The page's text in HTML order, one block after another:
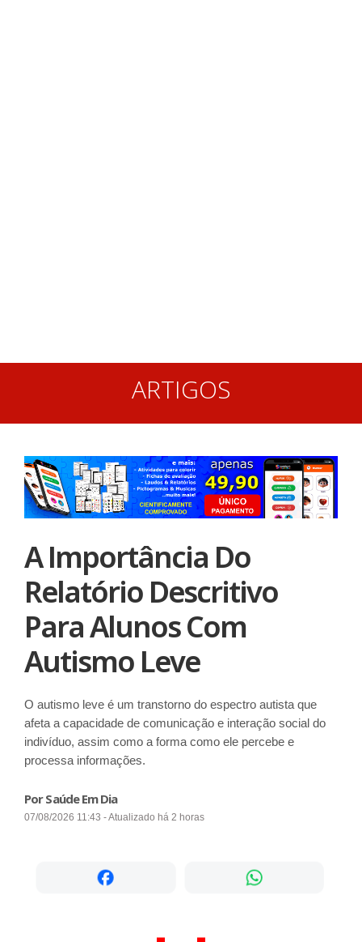
ARTIGOS
A Importância Do
Relatório Descritivo
Para Alunos Com
Autismo Leve
O autismo leve é um transtorno do espectro autista que
afeta a capacidade de comunicação e interação social do
indivíduo, assim como a forma como ele percebe e
processa informações.
Por Saúde Em Dia
07/08/2026 11:43 - Atualizado há 2 horas